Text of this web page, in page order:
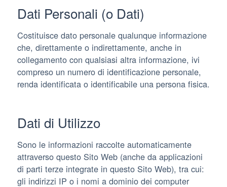
Dati Personali (o Dati)
Costituisce dato personale qualunque informazione
che, direttamente o indirettamente, anche in
collegamento con qualsiasi altra informazione, ivi
compreso un numero di identificazione personale,
renda identificata o identificabile una persona fisica.
Dati di Utilizzo
Sono le informazioni raccolte automaticamente
attraverso questo Sito Web (anche da applicazioni
di parti terze integrate in questo Sito Web), tra cui:
gli indirizzi IP o i nomi a dominio dei computer